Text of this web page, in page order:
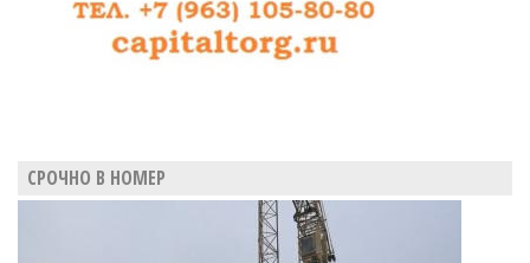
процента
СРОЧНО В НОМЕР